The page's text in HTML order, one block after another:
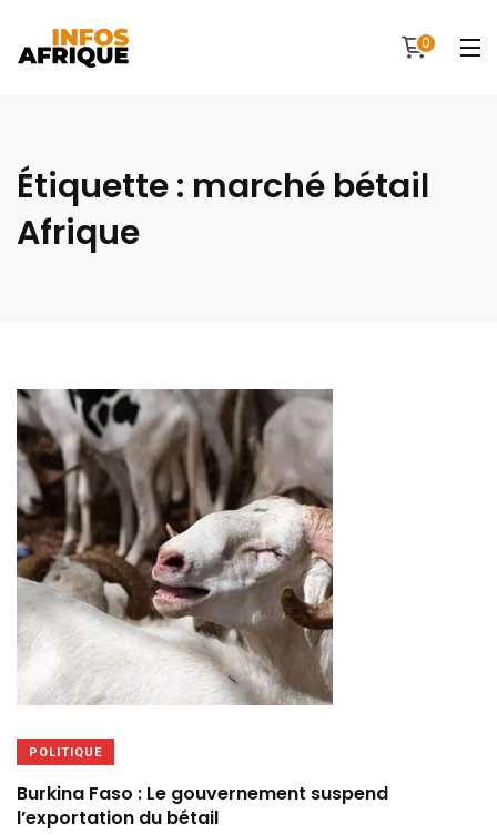
0
Étiquette : marché bétail
Afrique
POLITIQUE
Burkina Faso : Le gouvernement suspend
l’exportation du bétail